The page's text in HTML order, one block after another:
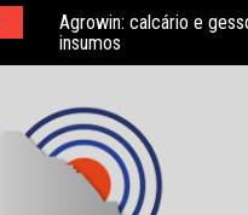
Agrowin: calcário e
insumos